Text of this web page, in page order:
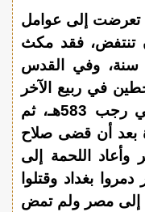
تعرضت إلى عوامل
تنتفض، فقد مكث
سنة، وفي القدس
حطين في ربيع الآخر
سنة 583هـ، وتحرير القدس في رجب 583هـ، ثم
بعد أن قضى صلاح
اللحمة إلى
بغداد وقتلوا
إلى مصر ولم تمض